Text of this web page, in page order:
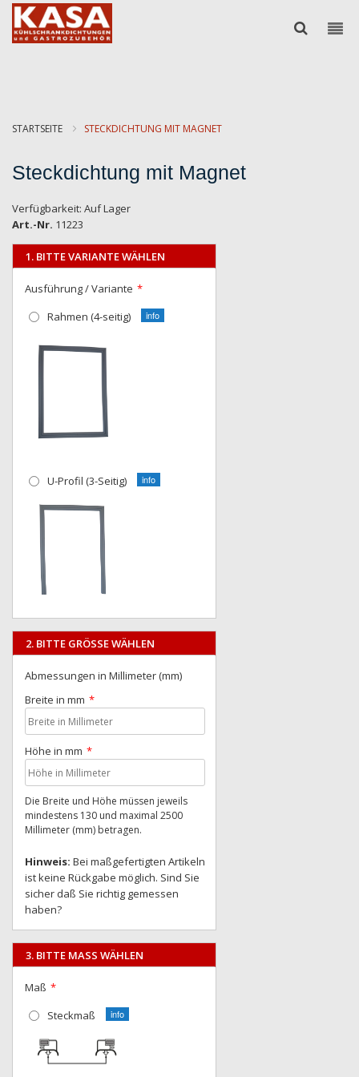
STARTSEITE STECKDICHTUNG MIT MAGNET
Steckdichtung mit Magnet
Verfügbarkeit: Auf Lager
Art.-Nr. 11223
1. BITTE VARIANTE WÄHLEN
Ausführung / Variante
Rahmen (4-seitig)
U-Profil (3-Seitig)
2. BITTE GRÖSSE WÄHLEN
Abmessungen in Millimeter (mm)
Breite in mm
Höhe in mm
Die Breite und Höhe müssen jeweils
mindestens 130 und maximal 2500
Millimeter (mm) betragen.
Hinweis: Bei maßgefertigten Artikeln
ist keine Rückgabe möglich. Sind Sie
sicher daß Sie richtig gemessen
haben?
3. BITTE MASS WÄHLEN
Maß
Steckmaß